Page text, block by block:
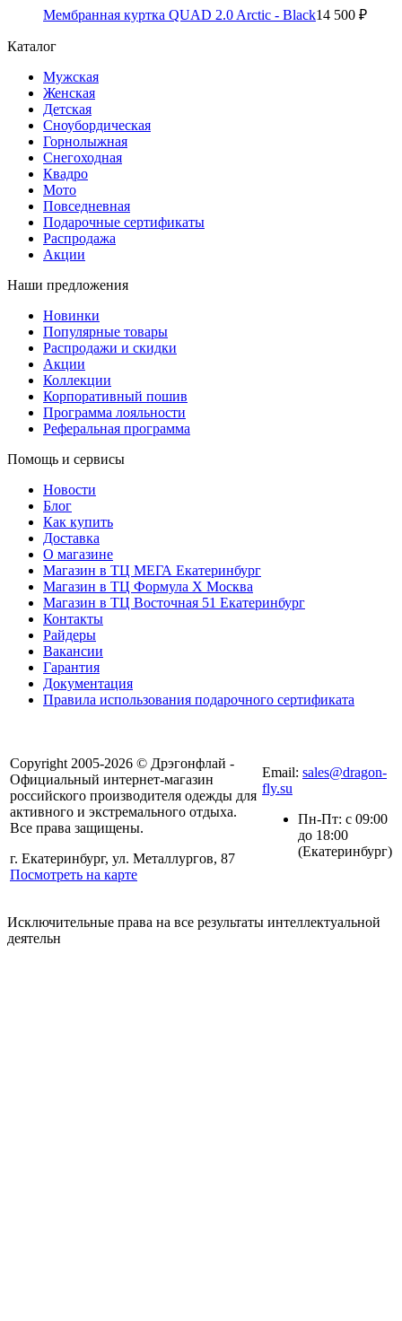
Мембранная куртка QUAD 2.0 Arctic - Black14 500 ₽
Каталог
Мужская
Женская
Детская
Сноубордическая
Горнолыжная
Снегоходная
Квадро
Мото
Повседневная
Подарочные сертификаты
Распродажа
Акции
Наши предложения
Новинки
Популярные товары
Распродажи и скидки
Акции
Коллекции
Корпоративный пошив
Программа лояльности
Реферальная программа
Помощь и сервисы
Новости
Блог
Как купить
Доставка
О магазине
Магазин в ТЦ МЕГА Екатеринбург
Магазин в ТЦ Формула X Москва
Магазин в ТЦ Восточная 51 Екатеринбург
Контакты
Райдеры
Вакансии
Гарантия
Документация
Правила использования подарочного сертификата
Copyright 2005-2026 © Дрэгонфлай -
Официальный интернет-магазин
российского производителя одежды для
активного и экстремального отдыха.
Все права защищены.
г. Екатеринбург, ул. Металлургов, 87
Посмотреть на карте
Email: sales@dragon-
fly.su
Пн-Пт: с 09:00
до 18:00
(Екатеринбург)
Исключительные права на все результаты интеллектуальной
деятельн